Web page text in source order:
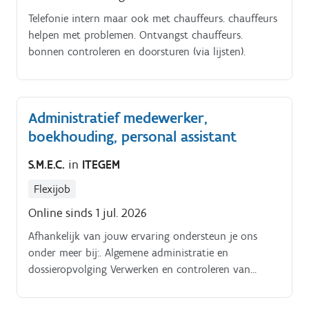
Telefonie intern maar ook met chauffeurs. chauffeurs
helpen met problemen. Ontvangst chauffeurs.
bonnen controleren en doorsturen (via lijsten).
Administratief medewerker,
boekhouding, personal assistant
S.M.E.C. in ITEGEM
Flexijob
Online sinds 1 jul. 2026
Afhankelijk van jouw ervaring ondersteun je ons
onder meer bij:. Algemene administratie en
dossieropvolging Verwerken en controleren van
boekhoudkundige documenten Opvolgen van